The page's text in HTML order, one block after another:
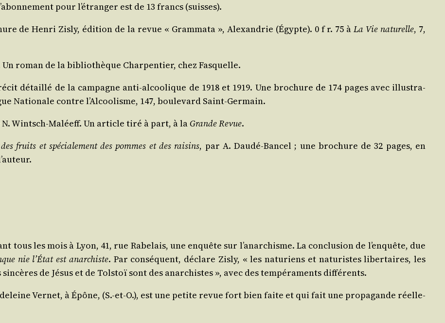
pour l’étranger est de 13 francs (suisses).
de Hen­ri Zis­ly, édi­tion de la revue « Gram­ma­ta », Alexan­drie (Égypte). 0 f r. 75 àLa Vie natu­relle, 7,
Un roman de la biblio­thèque Char­pen­tier, chez Fasquelle.
détaillé de la cam­pagne anti-alcoo­lique de 1918 et 1919. Une bro­chure de 174 pages avec illus­tra­
Natio­nale contre l’Alcoolisme, 147, bou­le­vard Saint-Germain.
N. Wintsch-Maléeff. Un article tiré à part, à laGrande Revue.
fruits et spé­cia­le­ment des pommes et des rai­sins, par A. Dau­dé-Ban­cel ; une bro­chure de 32 pages, en
tous les mois à Lyon, 41, rue Rabe­lais, une enquête sur l’anarchisme. La conclu­sion de l’enquête, due
nie l’État est anar­chiste. Par consé­quent, déclare Zis­ly, « les natu­riens et natu­ristes liber­taires, les
de Jésus et de Tol­stoï sont des anar­chistes », avec des tem­pé­ra­ments différents.
Ver­net, à Épône, (S.-et‑O.), est une petite revue fort bien faite et qui fait une pro­pa­gande réel­le­